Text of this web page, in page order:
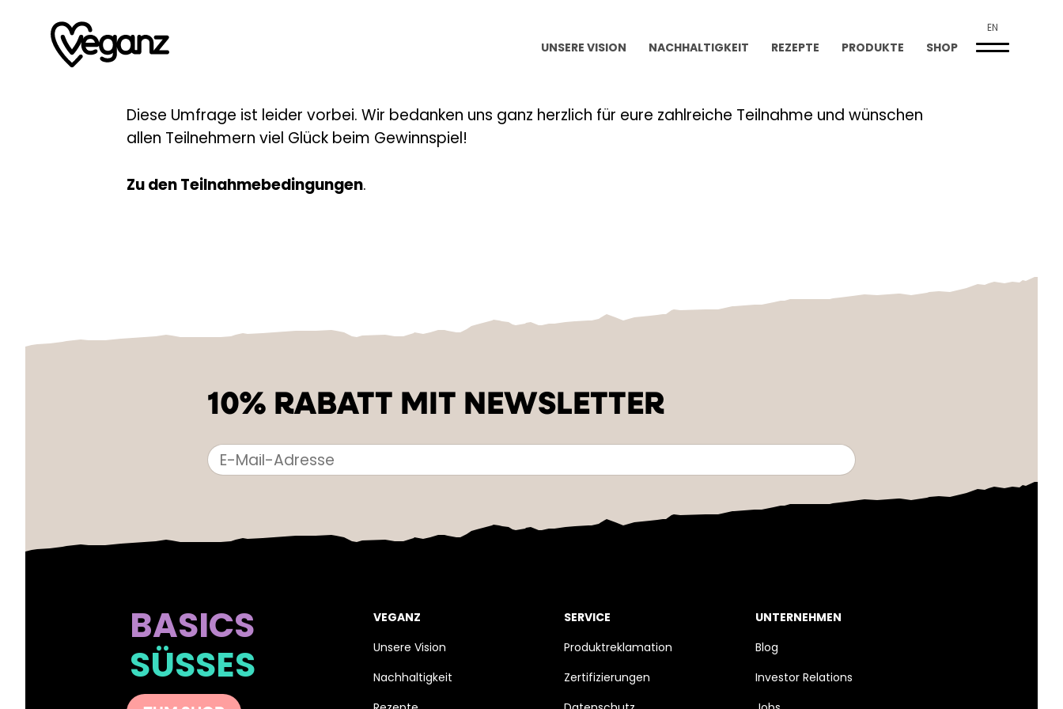
UNSERE VISION NACHHALTIGKEIT REZEPTE PRODUKTE SHOP
EN
Diese Umfrage ist leider vorbei. Wir bedanken uns ganz herzlich für eure zahlreiche Teilnahme und wünschen
allen Teilnehmern viel Glück beim Gewinnspiel!
Zu den Teilnahmebedingungen.
10% RABATT MIT NEWSLETTER
BASICS
SÜSSES
VEGANZ
Unsere Vision
Nachhaltigkeit
SERVICE
Produktreklamation
Zertifizierungen
UNTERNEHMEN
Blog
Investor Relations